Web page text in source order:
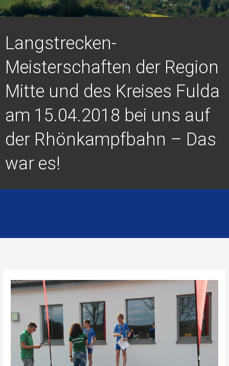
Langstrecken-
Meisterschaften der Region
Mitte und des Kreises Fulda
am 15.04.2018 bei uns auf
der Rhönkampfbahn – Das
war es!